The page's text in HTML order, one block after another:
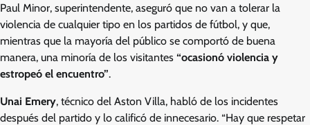
Paul Minor, superintendente, aseguró que no van a tolerar la
violencia de cualquier tipo en los partidos de fútbol, y que,
mientras que la mayoría del público se comportó de buena
manera, una minoría de los visitantes “ocasionó violencia y
estropeó el encuentro”.
Unai Emery, técnico del Aston Villa, habló de los incidentes
después del partido y lo calificó de innecesario. “Hay que respetar